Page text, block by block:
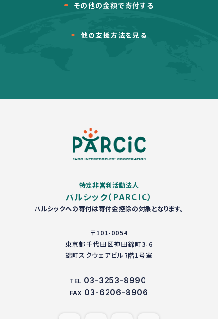
その他の金額で寄付する
他の支援方法を見る
特定非営利活動法人
パルシック（PARCIC）
パルシックへの寄付は寄付金控除の対象となります。
〒101-0054
東京都千代田区神田錦町3-6
錦町スクウェアビル7階1号室
TEL 03-3253-8990
FAX 03-6206-8906